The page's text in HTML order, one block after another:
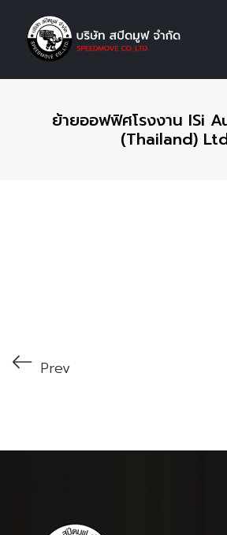
ย้ายออฟฟิศโรงงาน ISi
(Thailand)
Prev